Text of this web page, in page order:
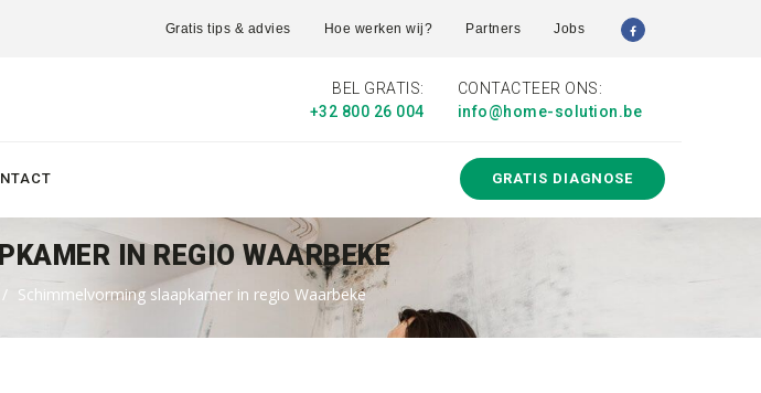
Gratis tips & advies Hoe werken wij? Partners Jobs
BEL GRATIS:
+32 800 26 004
CONTACTEER ONS:
info@home-solution.be
GRATIS DIAGNOSE
IN REGIO WAARBEKE
Schimmelvorming slaapkamer in regio Waarbeke